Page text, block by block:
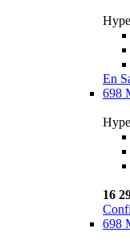
En
698
16
698